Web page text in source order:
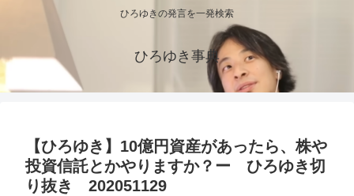
ひろゆきの発言を一発検索
ひろゆき事典
【ひろゆき】10億円資産があったら、株や
投資信託とかやりますか？ー ひろゆき切
り抜き 202051129